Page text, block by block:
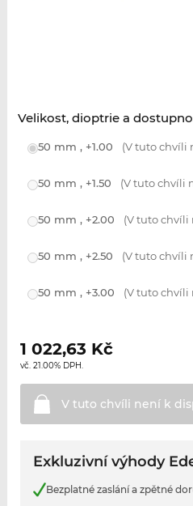
Velikost, dioptrie a
50 mm , +1.00 (V tuto chvíli
50 mm , +1.50 (V tuto chvíli
50 mm , +2.00 (V tuto chvíli
50 mm , +2.50 (V tuto chvíli
50 mm , +3.00 (V tuto chvíli
1 022,63 Kč
vč. 21.00% DPH.
V tuto chvíli není k
Exkluzivní výhody
Bezplatné zaslání a zpětné